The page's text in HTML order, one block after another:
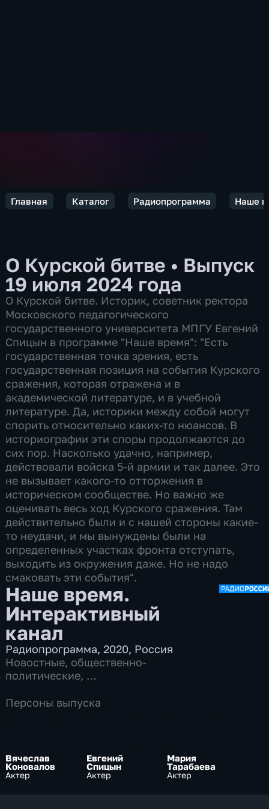
Главная Каталог Радиопрограмма Наше
О Курской битве • Выпуск
19 июля 2024 года
О Курской битве. Историк, советник ректора
Московского педагогического
государственного университета МПГУ Евгений
Спицын в программе "Наше время": "Есть
государственная точка зрения, есть
государственная позиция на события Курского
сражения, которая отражена и в
академической литературе, и в учебной
литературе. Да, историки между собой могут
спорить относительно каких-то нюансов. В
историографии эти споры продолжаются до
сих пор. Насколько удачно, например,
действовали войска 5-й армии и так далее. Это
не вызывает какого-то отторжения в
историческом сообществе. Но важно же
оценивать весь ход Курского сражения. Там
действительно были и с нашей стороны какие-
то неудачи, и мы вынуждены были на
определенных участках фронта отступать,
выходить из окружения даже. Но не надо
смаковать эти события".
Наше время.
Интерактивный
канал
Радиопрограмма,2020, Россия
Новостные, общественно-
политические,
Персоны выпуска
Вячеслав
Коновалов
Актер
Евгений
Спицын
Актер
Мария
Тарабаева
Актер